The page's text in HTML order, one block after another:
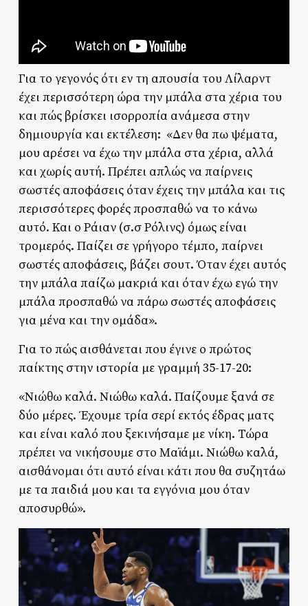
Για το γεγονός ότι εν τη απουσία του Λίλαρντ
έχει περισσότερη ώρα την μπάλα στα χέρια του
και πώς βρίσκει ισορροπία ανάμεσα στην
δημιουργία και εκτέλεση: «Δεν θα πω ψέματα,
μου αρέσει να έχω την μπάλα στα χέρια, αλλά
και χωρίς αυτή. Πρέπει απλώς να παίρνεις
σωστές αποφάσεις όταν έχεις την μπάλα και τις
περισσότερες φορές προσπαθώ να το κάνω
αυτό. Και ο Ράιαν (σ.σ Ρόλινς) όμως είναι
τρομερός. Παίζει σε γρήγορο τέμπο, παίρνει
σωστές αποφάσεις, βάζει σουτ. Όταν έχει αυτός
την μπάλα παίζω μακριά και όταν έχω εγώ την
μπάλα προσπαθώ να πάρω σωστές αποφάσεις
για μένα και την ομάδα».
Για το πώς αισθάνεται που έγινε ο πρώτος
παίκτης στην ιστορία με γραμμή 35-17-20:
«Νιώθω καλά. Νιώθω καλά. Παίζουμε ξανά σε
δύο μέρες. Έχουμε τρία σερί εκτός έδρας ματς
και είναι καλό που ξεκινήσαμε με νίκη. Τώρα
πρέπει να νικήσουμε στο Μαϊάμι. Νιώθω καλά,
αισθάνομαι ότι αυτό είναι κάτι που θα συζητάω
με τα παιδιά μου και τα εγγόνια μου όταν
αποσυρθώ».